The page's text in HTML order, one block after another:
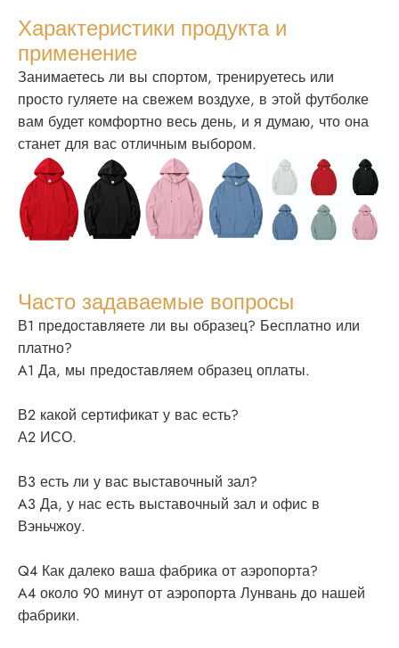
Характеристики продукта и
применение
Занимаетесь ли вы спортом, тренируетесь или
просто гуляете на свежем воздухе, в этой футболке
вам будет комфортно весь день, и я думаю, что она
станет для вас отличным выбором.
Часто задаваемые вопросы
В1 предоставляете ли вы образец? Бесплатно или
платно?
A1 Да, мы предоставляем образец оплаты.
В2 какой сертификат у вас есть?
А2 ИСО.
В3 есть ли у вас выставочный зал?
A3 Да, у нас есть выставочный зал и офис в
Вэньчжоу.
Q4 Как далеко ваша фабрика от аэропорта?
A4 около 90 минут от аэропорта Лунвань до нашей
фабрики.